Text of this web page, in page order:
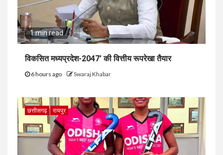
1 min read
विकसित मध्यप्रदेश-2047’ की वित्तीय रूपरेखा तैयार
6 hours ago Swaraj Khabar
छत्तीसगढ़ रायपुर